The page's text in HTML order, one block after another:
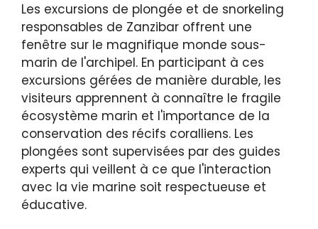
Les excursions de plongée et de snorkeling
responsables de Zanzibar offrent une
fenêtre sur le magnifique monde sous-
marin de l'archipel. En participant à ces
excursions gérées de manière durable, les
visiteurs apprennent à connaître le fragile
écosystème marin et l'importance de la
conservation des récifs coralliens. Les
plongées sont supervisées par des guides
experts qui veillent à ce que l'interaction
avec la vie marine soit respectueuse et
éducative.